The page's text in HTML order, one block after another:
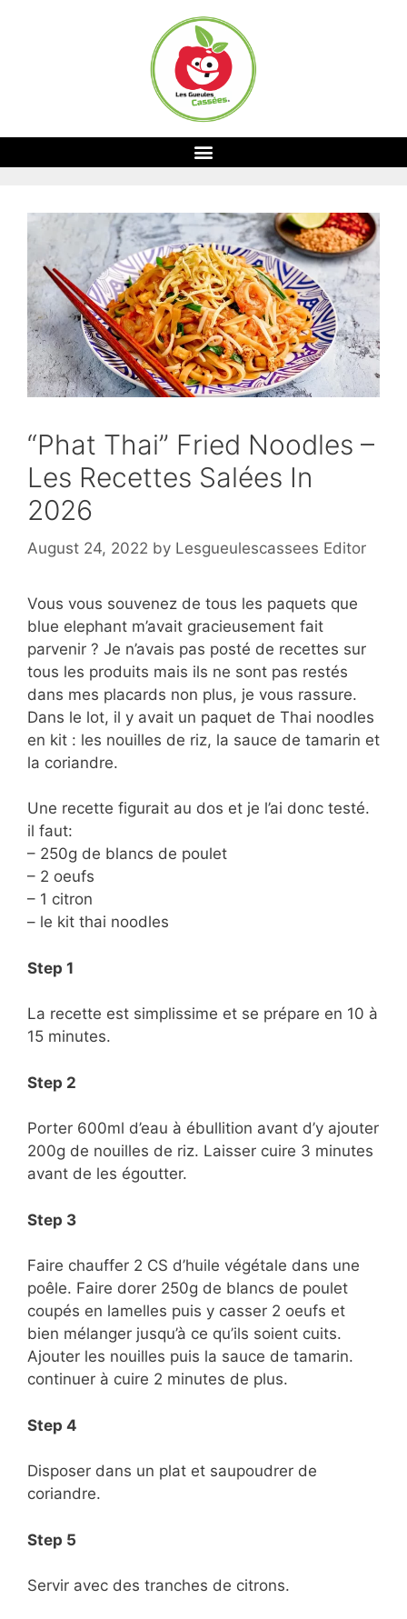
“Phat Thai” Fried Noodles –
Les Recettes Salées In
2026
August 24, 2022 by Lesgueulescassees Editor
Vous vous souvenez de tous les paquets que
blue elephant m’avait gracieusement fait
parvenir ? Je n’avais pas posté de recettes sur
tous les produits mais ils ne sont pas restés
dans mes placards non plus, je vous rassure.
Dans le lot, il y avait un paquet de Thai noodles
en kit : les nouilles de riz, la sauce de tamarin et
la coriandre.
Une recette figurait au dos et je l’ai donc testé.
il faut:
– 250g de blancs de poulet
– 2 oeufs
– 1 citron
– le kit thai noodles
Step 1
La recette est simplissime et se prépare en 10 à
15 minutes.
Step 2
Porter 600ml d’eau à ébullition avant d’y ajouter
200g de nouilles de riz. Laisser cuire 3 minutes
avant de les égoutter.
Step 3
Faire chauffer 2 CS d’huile végétale dans une
poêle. Faire dorer 250g de blancs de poulet
coupés en lamelles puis y casser 2 oeufs et
bien mélanger jusqu’à ce qu’ils soient cuits.
Ajouter les nouilles puis la sauce de tamarin.
continuer à cuire 2 minutes de plus.
Step 4
Disposer dans un plat et saupoudrer de
coriandre.
Step 5
Servir avec des tranches de citrons.